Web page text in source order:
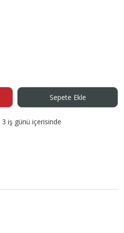
Sepete Ekle
3 iş günü içerisinde